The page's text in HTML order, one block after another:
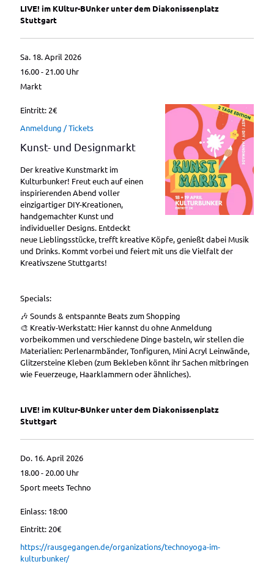
LIVE! im KUltur-BUnker unter dem Diakonissenplatz
Stuttgart
Sa. 18. April 2026
16.00 - 21.00 Uhr
Markt
Eintritt: 2€
Anmeldung / Tickets
Kunst- und Designmarkt
Der kreative Kunstmarkt im
Kulturbunker! Freut euch auf einen
inspirierenden Abend voller
einzigartiger DIY-Kreationen,
handgemachter Kunst und
individueller Designs. Entdeckt
neue Lieblingsstücke, trefft kreative Köpfe, genießt dabei Musik
und Drinks. Kommt vorbei und feiert mit uns die Vielfalt der
Kreativszene Stuttgarts!
Specials:
🎶 Sounds & entspannte Beats zum Shopping
🎨 Kreativ-Werkstatt: Hier kannst du ohne Anmeldung
vorbeikommen und verschiedene Dinge basteln, wir stellen die
Materialien: Perlenarmbänder, Tonfiguren, Mini Acryl Leinwände,
Glitzersteine Kleben (zum Bekleben könnt ihr Sachen mitbringen
wie Feuerzeuge, Haarklammern oder ähnliches).
LIVE! im KUltur-BUnker unter dem Diakonissenplatz
Stuttgart
Do. 16. April 2026
18.00 - 20.00 Uhr
Sport meets Techno
Einlass: 18:00
Eintritt: 20€
https://rausgegangen.de/organizations/technoyoga-im-
kulturbunker/